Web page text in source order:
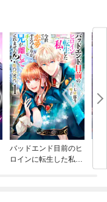
バッドエンド目前のヒ
ロインに転生した私、